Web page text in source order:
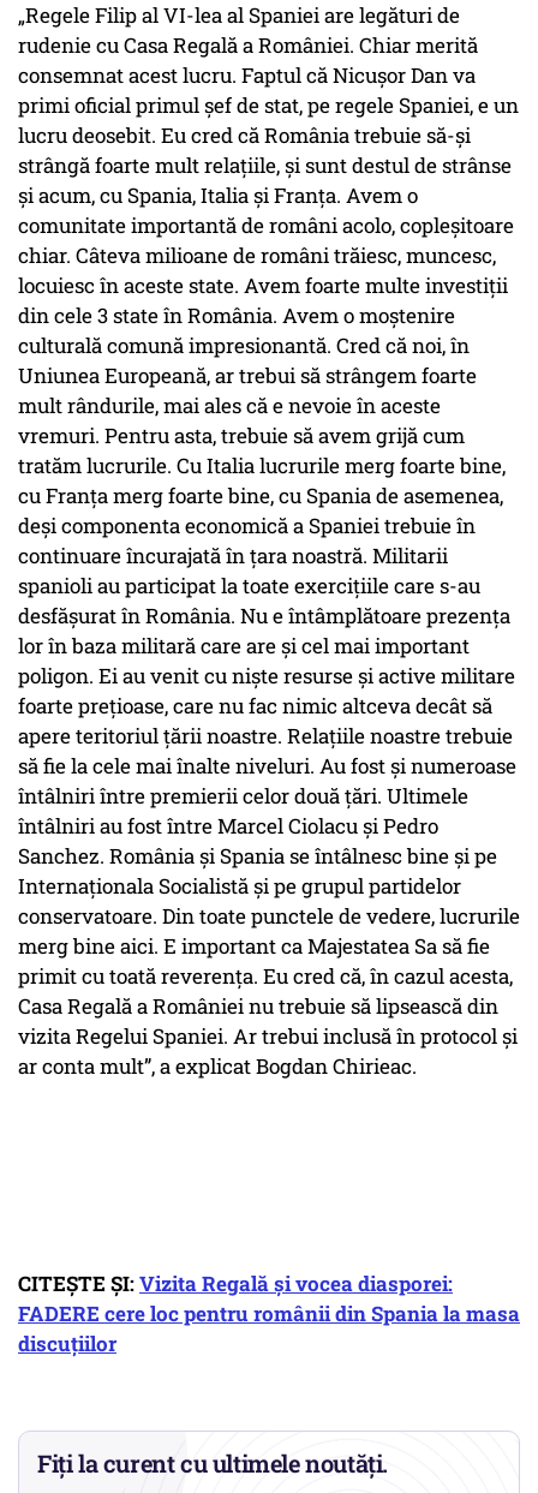
„Regele Filip al VI-lea al Spaniei are legături de
rudenie cu Casa Regală a României. Chiar merită
consemnat acest lucru. Faptul că Nicușor Dan va
primi oficial primul șef de stat, pe regele Spaniei, e un
lucru deosebit. Eu cred că România trebuie să-și
strângă foarte mult relațiile, și sunt destul de strânse
și acum, cu Spania, Italia și Franța. Avem o
comunitate importantă de români acolo, copleșitoare
chiar. Câteva milioane de români trăiesc, muncesc,
locuiesc în aceste state. Avem foarte multe investiții
din cele 3 state în România. Avem o moștenire
culturală comună impresionantă. Cred că noi, în
Uniunea Europeană, ar trebui să strângem foarte
mult rândurile, mai ales că e nevoie în aceste
vremuri. Pentru asta, trebuie să avem grijă cum
tratăm lucrurile. Cu Italia lucrurile merg foarte bine,
cu Franța merg foarte bine, cu Spania de asemenea,
deși componenta economică a Spaniei trebuie în
continuare încurajată în țara noastră. Militarii
spanioli au participat la toate exercițiile care s-au
desfășurat în România. Nu e întâmplătoare prezența
lor în baza militară care are și cel mai important
poligon. Ei au venit cu niște resurse și active militare
foarte prețioase, care nu fac nimic altceva decât să
apere teritoriul țării noastre. Relațiile noastre trebuie
să fie la cele mai înalte niveluri. Au fost și numeroase
întâlniri între premierii celor două țări. Ultimele
întâlniri au fost între Marcel Ciolacu și Pedro
Sanchez. România și Spania se întâlnesc bine și pe
Internaționala Socialistă și pe grupul partidelor
conservatoare. Din toate punctele de vedere, lucrurile
merg bine aici. E important ca Majestatea Sa să fie
primit cu toată reverența. Eu cred că, în cazul acesta,
Casa Regală a României nu trebuie să lipsească din
vizita Regelui Spaniei. Ar trebui inclusă în protocol și
ar conta mult”, a explicat Bogdan Chirieac.
CITEȘTE ȘI:Vizita Regală și vocea diasporei:
FADERE cere loc pentru românii din Spania la masa
discuțiilor
Fiți la curent cu ultimele noutăți.